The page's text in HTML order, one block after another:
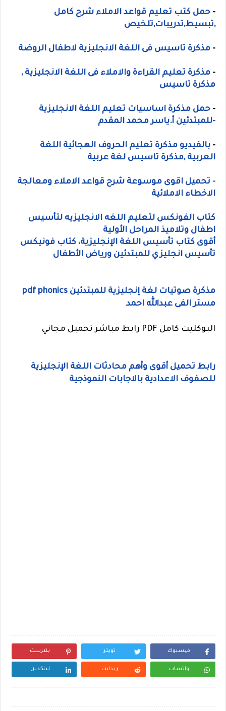
- حمل كتب تعليم قواعد الاملاء شرح كامل
,تبسيط,تدريبات,تلخيص
- مذكرة تاسيس فى اللغة الانجليزية لاطفال الروضة
- مذكرة تعليم القراءة والاملاء فى اللغة الانجليزية ,
مذكرة تاسيس
- حمل مذكرة اساسيات تعليم اللغة الانجليزية
-للمبتدئين أ.ياسر محمد المقدم
- بالفيديو مذكرة تعليم الحروف الهجائية اللغة
العربية ,مذكرة تاسيس لغة عربية
- تحميل اقوى موسوعة شرح قواعد الاملاء ومعالجة
الاخطاء الاملائية
كتاب الفونكس لتعليم اللغه الانجليزيه لتأسيس
اطفال وتلاميذ المراحل الأولية
أقوى كتاب تأسيس اللغة الإنجليزية، كتاب فونيكس
تأسيس انجليزي للمبتدئين ورياض الأطفال
مذكرة صوتيات لغة إنجليزية للمبتدئين pdf phonics
مستر الفى عبدالله احمد
البوكليت كامل PDF رابط مباشر تحميل مجاني
رابط تحميل أقوى وأهم محادثات اللغة الإنجليزية
للصفوف الاعدادية بالاجابات النموذجية
فيسبوك تويتر بنترست
واتساب ريدايت لينكدين